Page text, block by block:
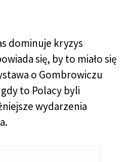
dominuje kryzys
się, by to miało się
o Gombrowiczu
to Polacy byli
wydarzenia